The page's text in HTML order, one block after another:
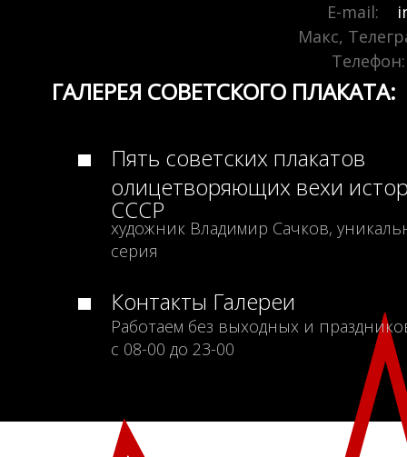
E-mail:
Макс,
Телефон:
ГАЛЕРЕЯ СОВЕТСКОГО ПЛАКАТА:
Пять советских плакатов
олицетворяющих вехи
СССР
художник Владимир Сачков,
серия
Контакты Галереи
Работаем без выходных и
с 08-00 до 23-00